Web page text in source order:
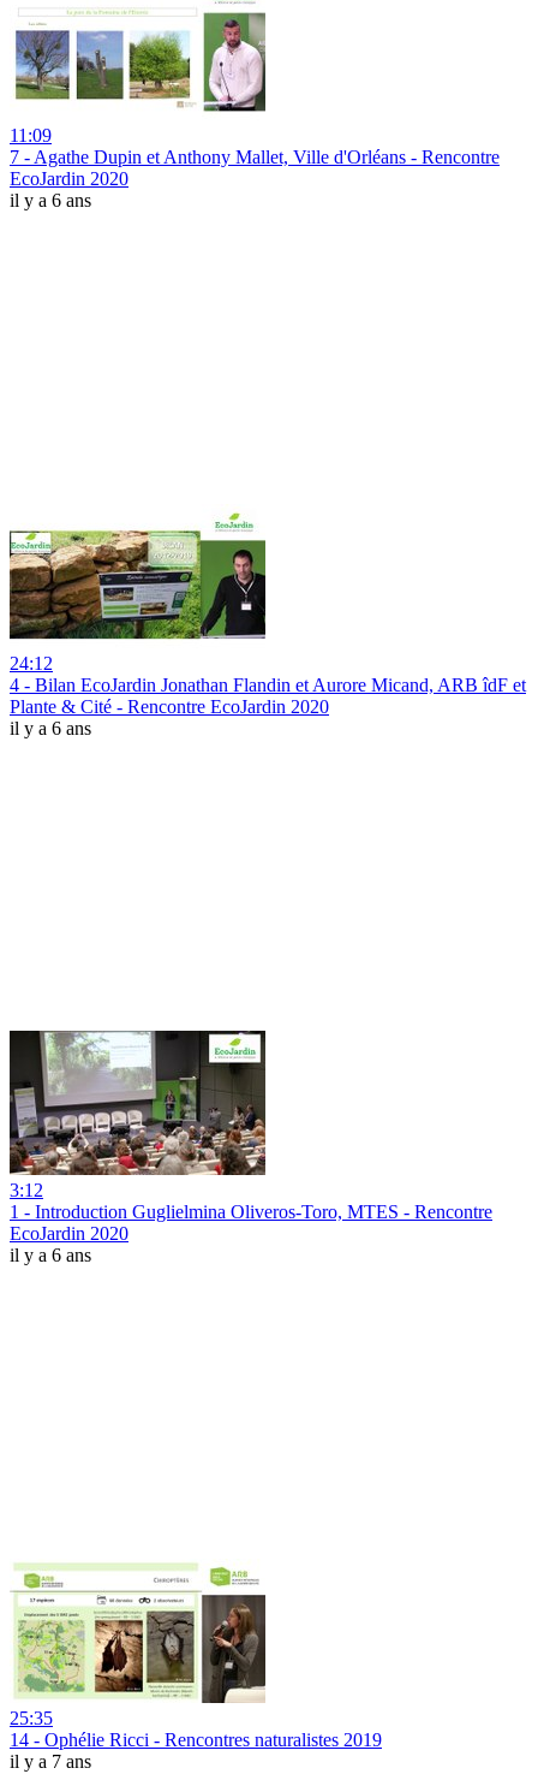
11:09
7 - Agathe Dupin et Anthony Mallet, Ville d'Orléans - Rencontre
EcoJardin 2020
il y a 6 ans
24:12
4 - Bilan EcoJardin Jonathan Flandin et Aurore Micand, ARB îdF et
Plante & Cité - Rencontre EcoJardin 2020
il y a 6 ans
3:12
1 - Introduction Guglielmina Oliveros-Toro, MTES - Rencontre
EcoJardin 2020
il y a 6 ans
25:35
14 - Ophélie Ricci - Rencontres naturalistes 2019
il y a 7 ans